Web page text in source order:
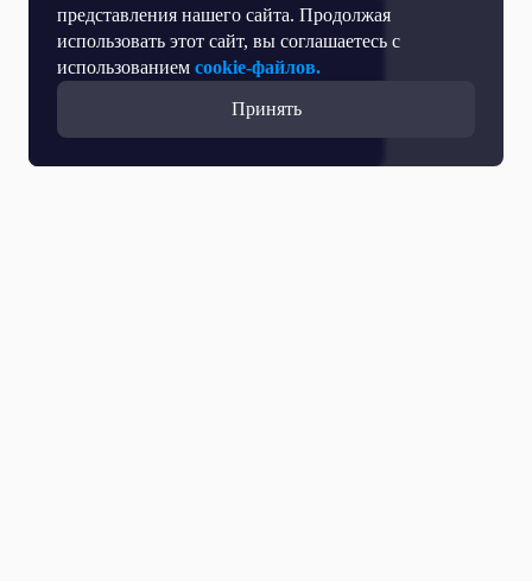
представления нашего сайта. Продолжая
использовать этот сайт, вы соглашаетесь с
использованием cookie-файлов.
Принять